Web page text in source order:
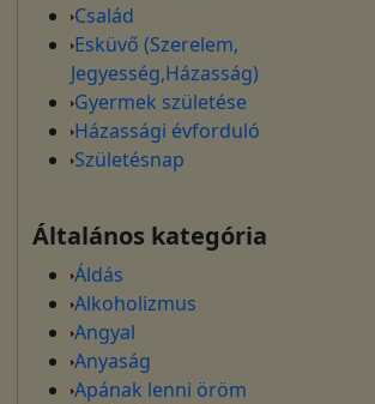
Család
Esküvő (Szerelem,
Jegyesség,Házasság)
Gyermek születése
Házassági évforduló
Születésnap
Általános kategória
Áldás
Alkoholizmus
Angyal
Anyaság
Apának lenni öröm